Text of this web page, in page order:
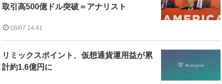
取引高500億ドル突破＝アナリスト
08/07 14:41
リミックスポイント、仮想通貨運用益が累
計約1.6億円に